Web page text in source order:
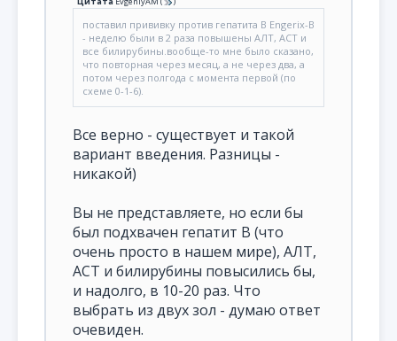
поставил прививку против гепатита В Engerix-B
- неделю были в 2 раза повышены АЛТ, АСТ и
все билирубины.вообще-то мне было сказано,
что повторная через месяц, а не через два, а
потом через полгода с момента первой (по
схеме 0-1-6).
Все верно - существует и такой
вариант введения. Разницы -
никакой)
Вы не представляете, но если бы
был подхвачен гепатит В (что
очень просто в нашем мире), АЛТ,
АСТ и билирубины повысились бы,
и надолго, в 10-20 раз. Что
выбрать из двух зол - думаю ответ
очевиден.